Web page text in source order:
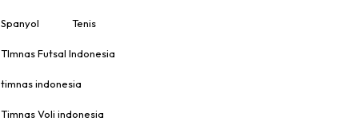
Spanyol Tenis
TImnas Futsal Indonesia
timnas indonesia
Timnas Voli indonesia